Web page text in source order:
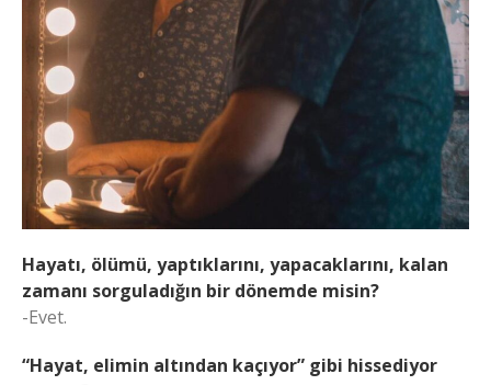
Hayatı, ölümü, yaptıklarını, yapacaklarını, kalan
zamanı sorguladığın bir dönemde misin?
-Evet.
“Hayat, elimin altından kaçıyor” gibi hissediyor